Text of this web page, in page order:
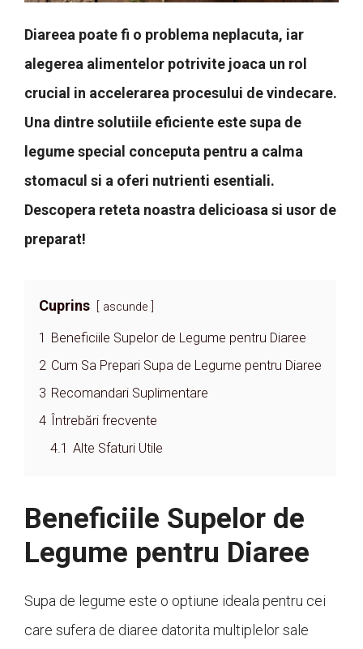
Diareea poate fi o problema neplacuta, iar
alegerea alimentelor potrivite joaca un rol
crucial in accelerarea procesului de vindecare.
Una dintre solutiile eficiente este supa de
legume special conceputa pentru a calma
stomacul si a oferi nutrienti esentiali.
Descopera reteta noastra delicioasa si usor de
preparat!
Cuprins ascunde
1 Beneficiile Supelor de Legume pentru Diaree
2 Cum Sa Prepari Supa de Legume pentru Diaree
3 Recomandari Suplimentare
4 Întrebări frecvente
4.1 Alte Sfaturi Utile
Beneficiile Supelor de
Legume pentru Diaree
Supa de legume este o optiune ideala pentru cei
care sufera de diaree datorita multiplelor sale